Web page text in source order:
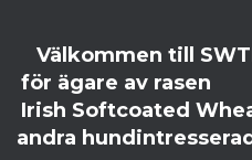
Välkommen till
för ägare av rasen
Irish Softcoated
andra